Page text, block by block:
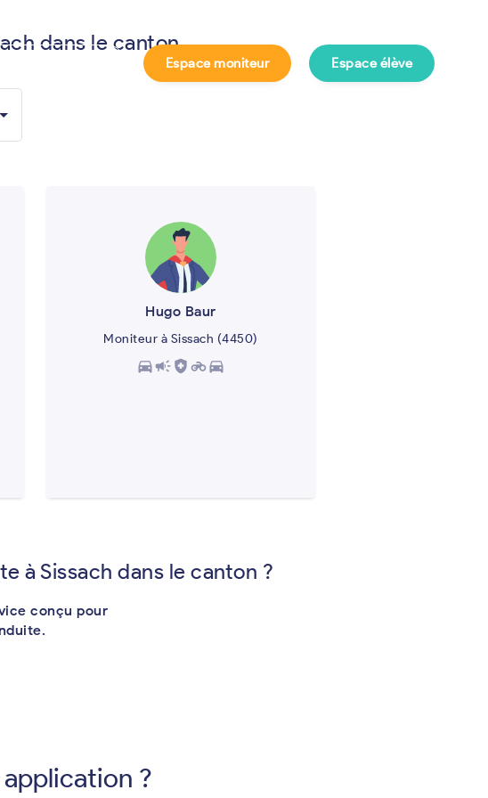
Espace moniteur Espace élève
dans le canton
Hugo Baur
Moniteur à Sissach (4450)
directions_carcampaign health_and_safety motorcycledirections_car
à Sissach dans le canton ?
conçu pour
?